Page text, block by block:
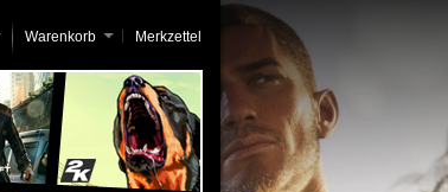
Merkzettel
Warenkorb